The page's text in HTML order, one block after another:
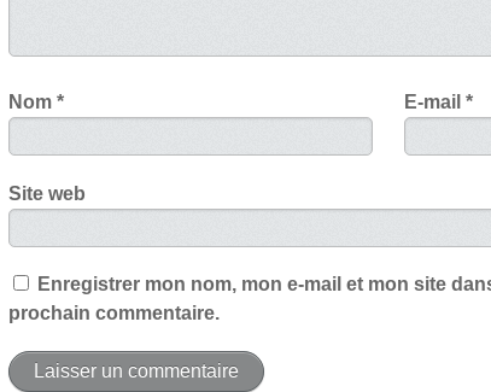
Nom* E-mail *
Site web
Enregistrer mon nom, mon e-mail et mon site
prochain commentaire.